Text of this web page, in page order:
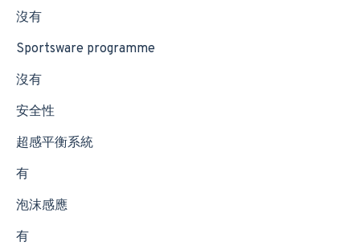
沒有
Sportsware programme
沒有
安全性
超感平衡系統
有
泡沫感應
有